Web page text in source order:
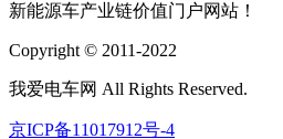
新能源车产业链价值门户网站！
Copyright © 2011-2022
我爱电车网 All Rights Reserved.
京ICP备11017912号-4